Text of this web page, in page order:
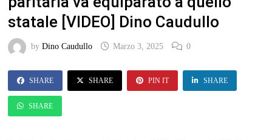
statale [VIDEO] Dino Caudullo
by Dino Caudullo Marzo 3, 2025 0
SHARE SHARE PIN IT SHARE
SHARE